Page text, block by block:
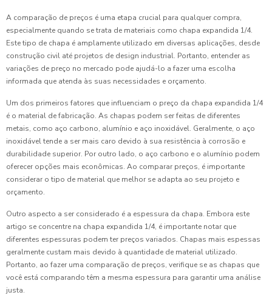
A comparação de preços é uma etapa crucial para qualquer compra,
especialmente quando se trata de materiais como chapa expandida 1/4.
Este tipo de chapa é amplamente utilizado em diversas aplicações, desde
construção civil até projetos de design industrial. Portanto, entender as
variações de preço no mercado pode ajudá-lo a fazer uma escolha
informada que atenda às suas necessidades e orçamento.
Um dos primeiros fatores que influenciam o preço da chapa expandida 1/4
é o material de fabricação. As chapas podem ser feitas de diferentes
metais, como aço carbono, alumínio e aço inoxidável. Geralmente, o aço
inoxidável tende a ser mais caro devido à sua resistência à corrosão e
durabilidade superior. Por outro lado, o aço carbono e o alumínio podem
oferecer opções mais econômicas. Ao comparar preços, é importante
considerar o tipo de material que melhor se adapta ao seu projeto e
orçamento.
Outro aspecto a ser considerado é a espessura da chapa. Embora este
artigo se concentre na chapa expandida 1/4, é importante notar que
diferentes espessuras podem ter preços variados. Chapas mais espessas
geralmente custam mais devido à quantidade de material utilizado.
Portanto, ao fazer uma comparação de preços, verifique se as chapas que
você está comparando têm a mesma espessura para garantir uma análise
justa.